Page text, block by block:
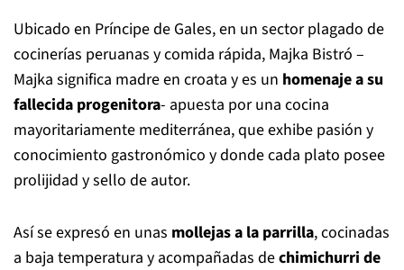
Ubicado en Príncipe de Gales, en un sector plagado de
cocinerías peruanas y comida rápida, Majka Bistró –
Majka significa madre en croata y es un homenaje a su
fallecida progenitora- apuesta por una cocina
mayoritariamente mediterránea, que exhibe pasión y
conocimiento gastronómico y donde cada plato posee
prolijidad y sello de autor.
Así se expresó en unas mollejas a la parrilla, cocinadas
a baja temperatura y acompañadas dechimichurri de